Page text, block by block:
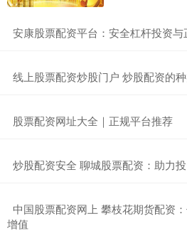
安康股票配资平台：安全杠杆投资
线上股票配资炒股门户 炒股配资的
​股票配资网址大全｜正规平台推荐
炒股配资安全 聊城股票配资：助力
中国股票配资网上 攀枝花期货配资
增值